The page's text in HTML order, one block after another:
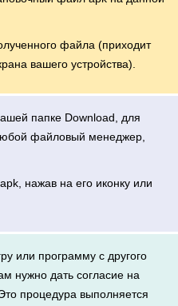
файла (приходит
вашего устройства).
папке Download, для
файловый менеджер,
нажав на его иконку или
или программу с другого
нужно дать согласие на
процедура выполняется